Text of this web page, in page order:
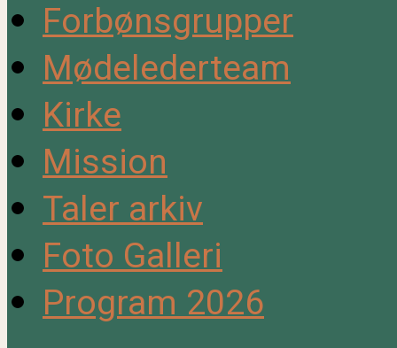
Forbønsgrupper
Mødelederteam
Kirke
Mission
Taler arkiv
Foto Galleri
Program 2026